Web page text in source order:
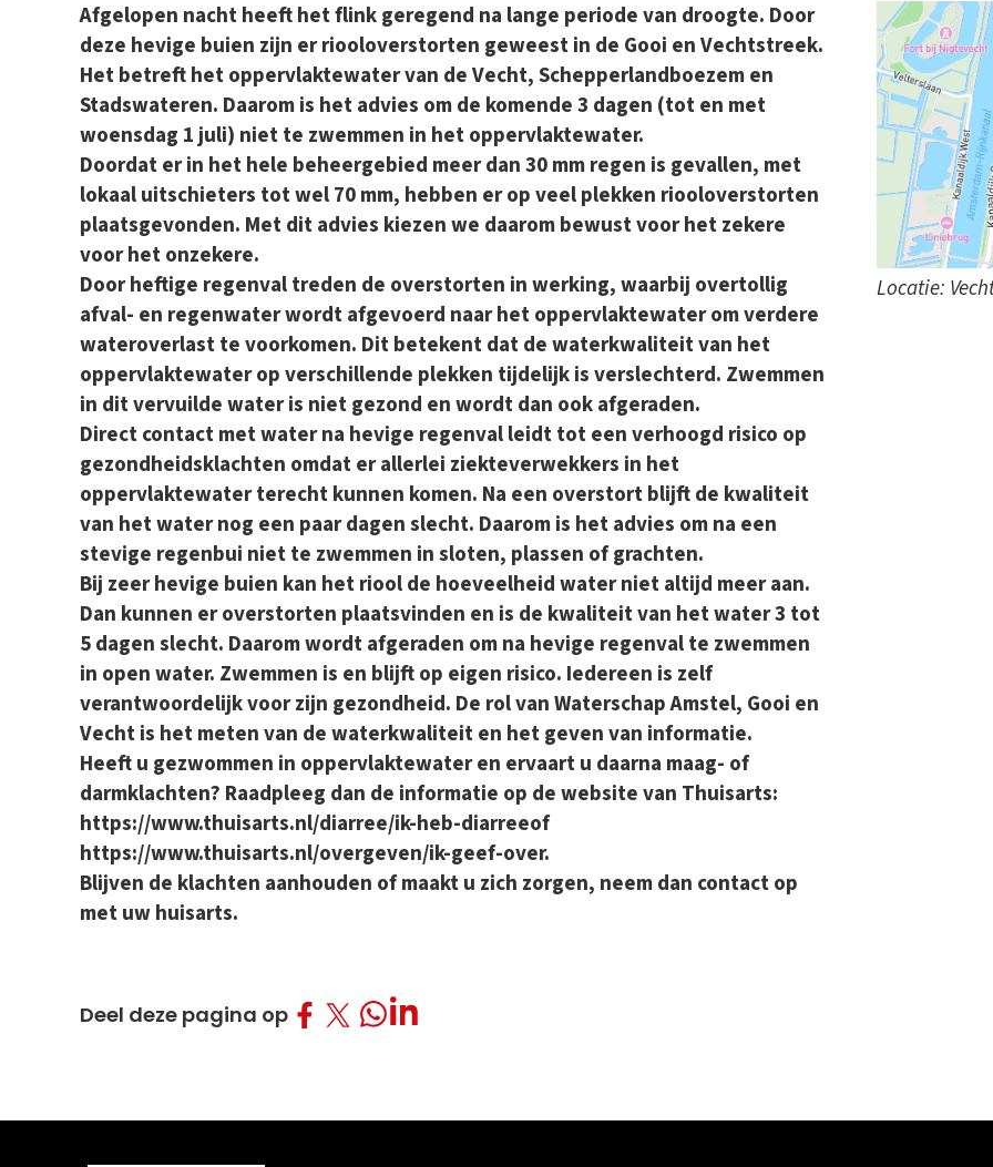
Afgelopen nacht heeft het flink geregend na lange periode van droogte. Door
deze hevige buien zijn er riooloverstorten geweest in de Gooi en Vechtstreek.
Het betreft het oppervlaktewater van de Vecht, Schepperlandboezem en
Stadswateren. Daarom is het advies om de komende 3 dagen (tot en met
woensdag 1 juli) niet te zwemmen in het oppervlaktewater.
Doordat er in het hele beheergebied meer dan 30 mm regen is gevallen, met
lokaal uitschieters tot wel 70 mm, hebben er op veel plekken riooloverstorten
plaatsgevonden. Met dit advies kiezen we daarom bewust voor het zekere
voor het onzekere.
Door heftige regenval treden de overstorten in werking, waarbij overtollig
afval- en regenwater wordt afgevoerd naar het oppervlaktewater om verdere
wateroverlast te voorkomen. Dit betekent dat de waterkwaliteit van het
oppervlaktewater op verschillende plekken tijdelijk is verslechterd. Zwemmen
in dit vervuilde water is niet gezond en wordt dan ook afgeraden.
Direct contact met water na hevige regenval leidt tot een verhoogd risico op
gezondheidsklachten omdat er allerlei ziekteverwekkers in het
oppervlaktewater terecht kunnen komen. Na een overstort blijft de kwaliteit
van het water nog een paar dagen slecht. Daarom is het advies om na een
stevige regenbui niet te zwemmen in sloten, plassen of grachten.
Bij zeer hevige buien kan het riool de hoeveelheid water niet altijd meer aan.
Dan kunnen er overstorten plaatsvinden en is de kwaliteit van het water 3 tot
5 dagen slecht. Daarom wordt afgeraden om na hevige regenval te zwemmen
in open water. Zwemmen is en blijft op eigen risico. Iedereen is zelf
verantwoordelijk voor zijn gezondheid. De rol van Waterschap Amstel, Gooi en
Vecht is het meten van de waterkwaliteit en het geven van informatie.
Heeft u gezwommen in oppervlaktewater en ervaart u daarna maag- of
darmklachten? Raadpleeg dan de informatie op de website van Thuisarts:
https://www.thuisarts.nl/diarree/ik-heb-diarreeof
https://www.thuisarts.nl/overgeven/ik-geef-over.
Blijven de klachten aanhouden of maakt u zich zorgen, neem dan contact op
met uw huisarts.
Locatie:
Deel deze pagina opDeel op Facebook
Deel op Twitter
Deel op Whatsapp
Deel op LinkedIn